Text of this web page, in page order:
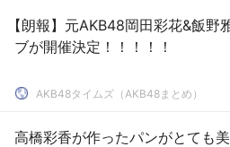
【朗報】元AKB48岡田彩花&飯野
ブが開催決定！！！！！
AKB48タイムズ（AKB48まとめ）
高橋彩香が作ったパンがとても